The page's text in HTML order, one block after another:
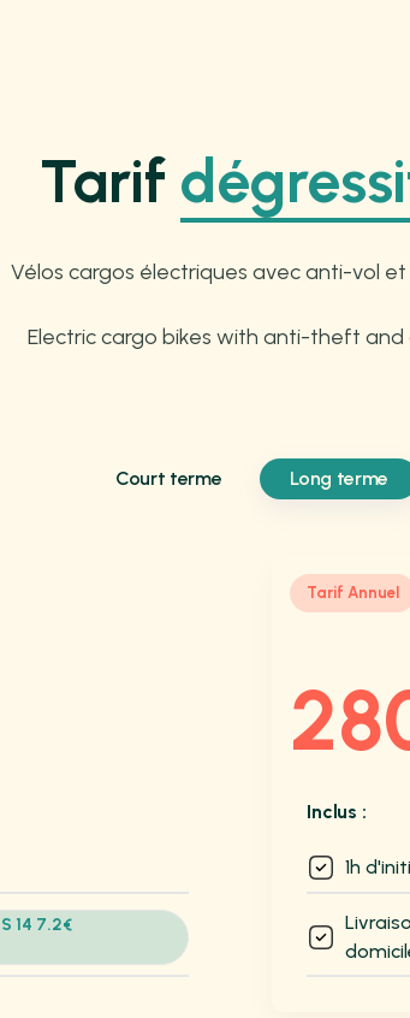
Tarif
Vélos cargos électriques avec anti-vol et
Electric cargo bikes with anti-theft and
Court terme Long terme
14 7.2€
Tarif Annuel
Inclus :
1h